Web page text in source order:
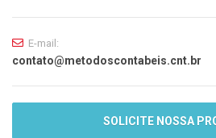
E-mail:
contato@metodoscontabeis.cnt.br
SOLICITE NOSSA